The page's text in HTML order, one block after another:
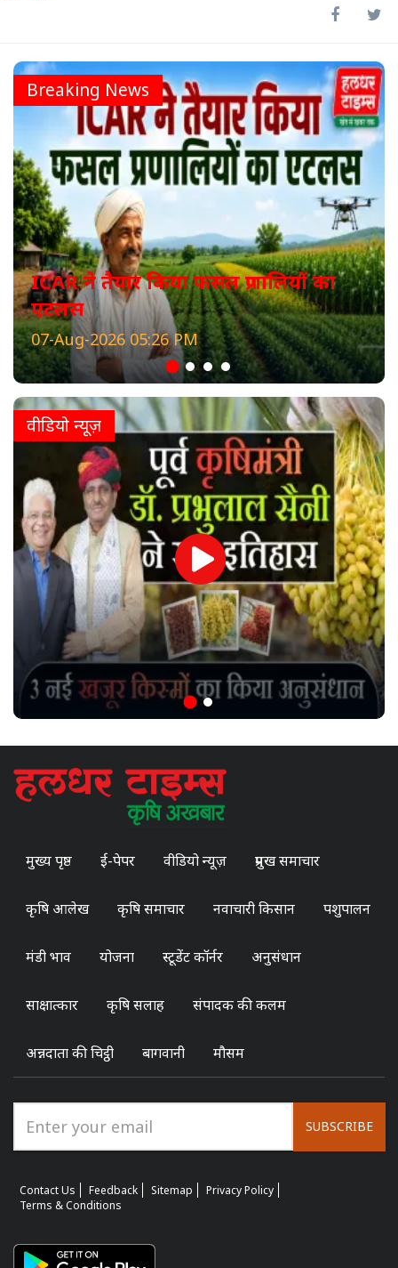
Breaking News
ICAR ने तैयार किया फसल प्रणालियों का
एटलस
07-Aug-2026 05:26 PM
वीडियो न्यूज़
मुख्य पृष्ठ ई-पेपर वीडियो न्यूज़ प्रमुख समाचार
कृषि आलेख कृषि समाचार नवाचारी किसान पशुपालन
मंडी भाव योजना स्टूडेंट कॉर्नर अनुसंधान
साक्षात्कार कृषि सलाह संपादक की कलम
अन्नदाता की चिट्ठी बागवानी मौसम
SUBSCRIBE
Contact Us Feedback Sitemap
Privacy Policy
Terms & Conditions